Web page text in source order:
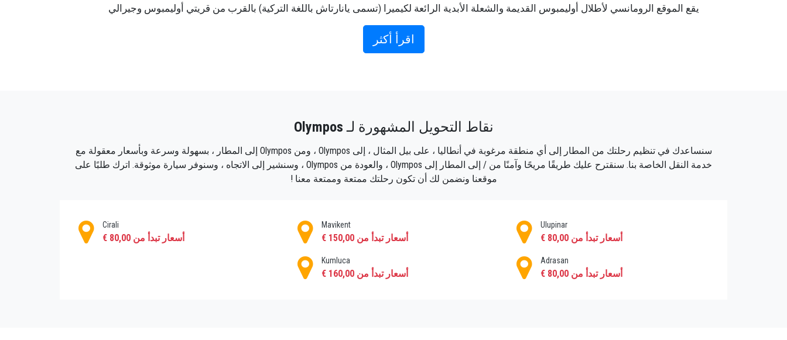
يقع الموقع الرومانسي لأطلال أوليمبوس القديمة والشعلة الأبدية الرائعة لكيميرا (تسمى يانارتاش باللغة التركية) بالقرب من قريتي أوليمبوس وجيرالي
تعد كل من أوليمبوس وجيرالي أماكن للراحة والاستراحة من مشاهدة معالم المدينة ، ويعد الشاطئ الطويل المغطى بالحصى هنا ، والذي يمتد بين القريتين ،
ذلك. كما نقدم خدمات النقل من فندقك إلى أي وجهة مرغوبة في أوليمبوس وحولها.
بصرف النظر عن النقل من المطار والفندق ، نقدم أيضًا رحلات يومية وتحويلات خاصة في جميع أنحاء المدينة.
اقرأ أكثر
نقاط التحويل المشهورة لـ Olympos
سنساعدك في تنظيم رحلتك من المطار إلى أي منطقة مرغوبة في أنطاليا ، على بيل المثال ، إلى Olympos ، ومن Olympos إلى المطار ، بسهولة وسرعة وبأسعار معقولة مع
خدمة النقل الخاصة بنا. سنقترح عليك طريقًا مريحًا وآمنًا من / إلى المطار إلى Olympos ، والعودة من Olympos ، وسنشير إلى الاتجاه ، وسنوفر سيارة موثوقة. اترك طلبًا على
موقعنا ونضمن لك أن تكون رحلتك ممتعة وممتعة معنا !
Ulupinar
أسعار تبدأ من 80,00 €
Mavikent
أسعار تبدأ من 150,00 €
Cirali
أسعار تبدأ من 80,00 €
Adrasan
أسعار تبدأ من 80,00 €
Kumluca
أسعار تبدأ من 160,00 €